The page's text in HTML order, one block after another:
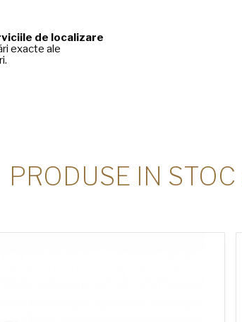
de localizare
exacte ale
PRODUSE IN